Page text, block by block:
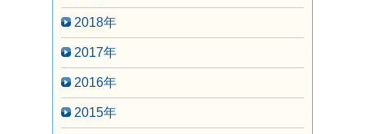
2018年
2017年
2016年
2015年